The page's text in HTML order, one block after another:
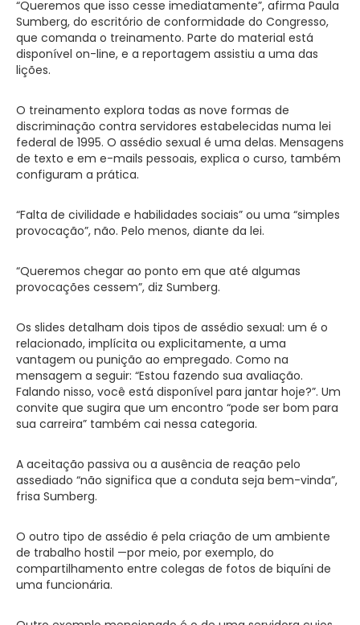
“Queremos que isso cesse imediatamente”, afirma Paula
Sumberg, do escritório de conformidade do Congresso,
que comanda o treinamento. Parte do material está
disponível on-line, e a reportagem assistiu a uma das
lições.
O treinamento explora todas as nove formas de
discriminação contra servidores estabelecidas numa lei
federal de 1995. O assédio sexual é uma delas. Mensagens
de texto e em e-mails pessoais, explica o curso, também
configuram a prática.
“Falta de civilidade e habilidades sociais” ou uma “simples
provocação”, não. Pelo menos, diante da lei.
“Queremos chegar ao ponto em que até algumas
provocações cessem”, diz Sumberg.
Os slides detalham dois tipos de assédio sexual: um é o
relacionado, implícita ou explicitamente, a uma
vantagem ou punição ao empregado. Como na
mensagem a seguir: “Estou fazendo sua avaliação.
Falando nisso, você está disponível para jantar hoje?”. Um
convite que sugira que um encontro “pode ser bom para
sua carreira” também cai nessa categoria.
A aceitação passiva ou a ausência de reação pelo
assediado “não significa que a conduta seja bem-vinda”,
frisa Sumberg.
O outro tipo de assédio é pela criação de um ambiente
de trabalho hostil —por meio, por exemplo, do
compartilhamento entre colegas de fotos de biquíni de
uma funcionária.